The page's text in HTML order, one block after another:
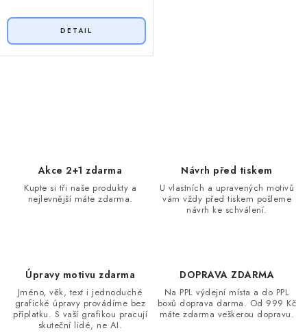
y
Akce 2+1 zdarma
Kupte si tři naše produkty a
nejlevnější máte zdarma.
Návrh před tiskem
U vlastních a upravených motivů
vám vždy před tiskem pošleme
návrh ke schválení.
Úpravy motivu zdarma
Jméno, věk, text i jednoduché
grafické úpravy provádíme bez
příplatku. S vaší grafikou pracují
skuteční lidé, ne AI.
DOPRAVA ZDARMA
Na PPL výdejní místa a do PPL
boxů doprava darma. Od 999 Kč
máte zdarma veškerou dopravu.